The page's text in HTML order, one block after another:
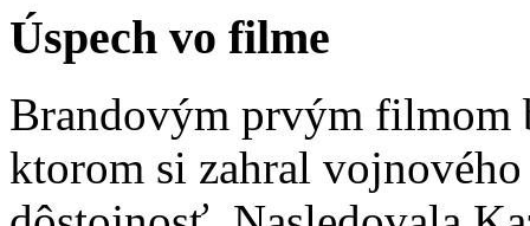
Úspech vo filme
Brandovým prvým
ktorom si zahral